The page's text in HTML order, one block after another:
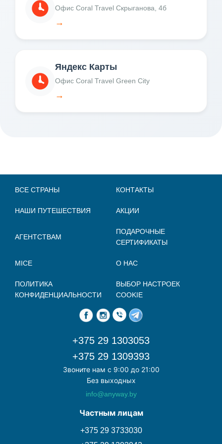
Офис Coral Travel Скрыганова, 4б
→
Яндекс Карты
Офис Coral Travel Green City
→
ВСЕ СТРАНЫ КОНТАКТЫ
НАШИ ПУТЕШЕСТВИЯ АКЦИИ
АГЕНТСТВАМ
ПОДАРОЧНЫЕ
СЕРТИФИКАТЫ
MICE О НАС
ПОЛИТИКА
КОНФИДЕНЦИАЛЬНОСТИ
ВЫБОР НАСТРОЕК
COOKIE
+375 29 1303053
+375 29 1309393
Звоните нам с 9:00 до 21:00
Без выходных
info@anyway.by
Частным лицам
+375 29 3733030